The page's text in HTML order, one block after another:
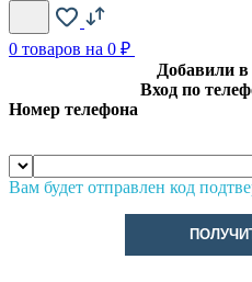
0 товаров на 0 ₽
Добавили в
Вход по
Номер телефона
Вам будет отправлен код